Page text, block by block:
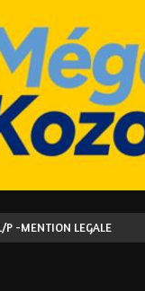
P -MENTION LEGALE